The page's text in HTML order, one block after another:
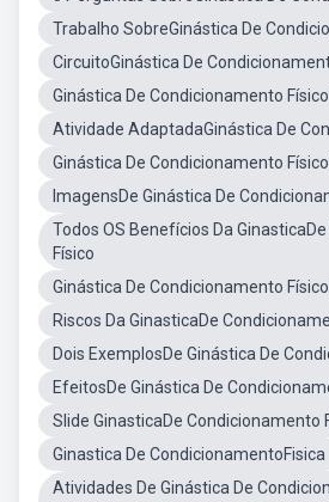
Trabalho SobreGinástica De
CircuitoGinástica De
Ginástica De Condicionamento
Atividade AdaptadaGinástica De
Ginástica De Condicionamento
ImagensDe Ginástica De
Todos OS Benefícios Da
Físico
Ginástica De Condicionamento
Riscos Da GinasticaDe
Dois ExemplosDe Ginástica De
EfeitosDe Ginástica De
Slide GinasticaDe Condicionamento
Ginastica De CondicionamentoFisica
Atividades De Ginástica De